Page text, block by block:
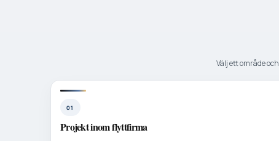
Välj ett område
01
Projekt inom flyttfirma